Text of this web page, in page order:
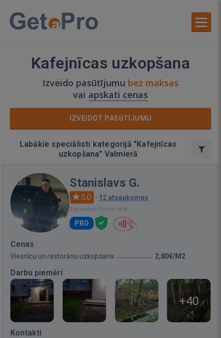
Kafejnīcas uzkopšana
Izveido pasūtījumu bez maksas
vai apskati cenas
IZVEIDOT PASŪTĪJUMU
Labākie speciālisti kategorijā "Kafejnīcas
uzkopšana" Valmierā
Stanislavs G.
5.0 · 12 atsauksmes
Bija vietnē: Pirms 14 st.
PRO
Cenas
Viesnīcu un restorānu uzkopšana 2,80€/M2
Darbu piemēri
+40
Kontakti